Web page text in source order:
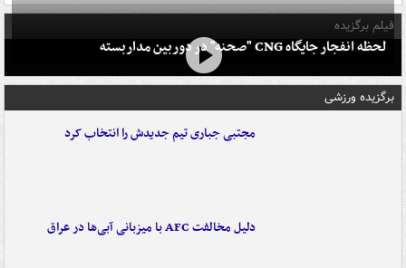
فیلم برگزیده
لحظه انفجار جایگاه CNG "صحنه" در دوربین مداربسته
برگزیده ورزشی
مجتبی جباری تیم جدیدش را انتخاب کرد
دلیل مخالفت AFC با میزبانی آبی‌ها در عراق